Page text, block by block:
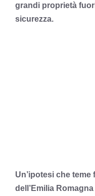
grandi proprietà
sicurezza.
Un’ipotesi che
dell’Emilia